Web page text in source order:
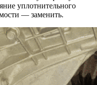
уплотнительного
— заменить.